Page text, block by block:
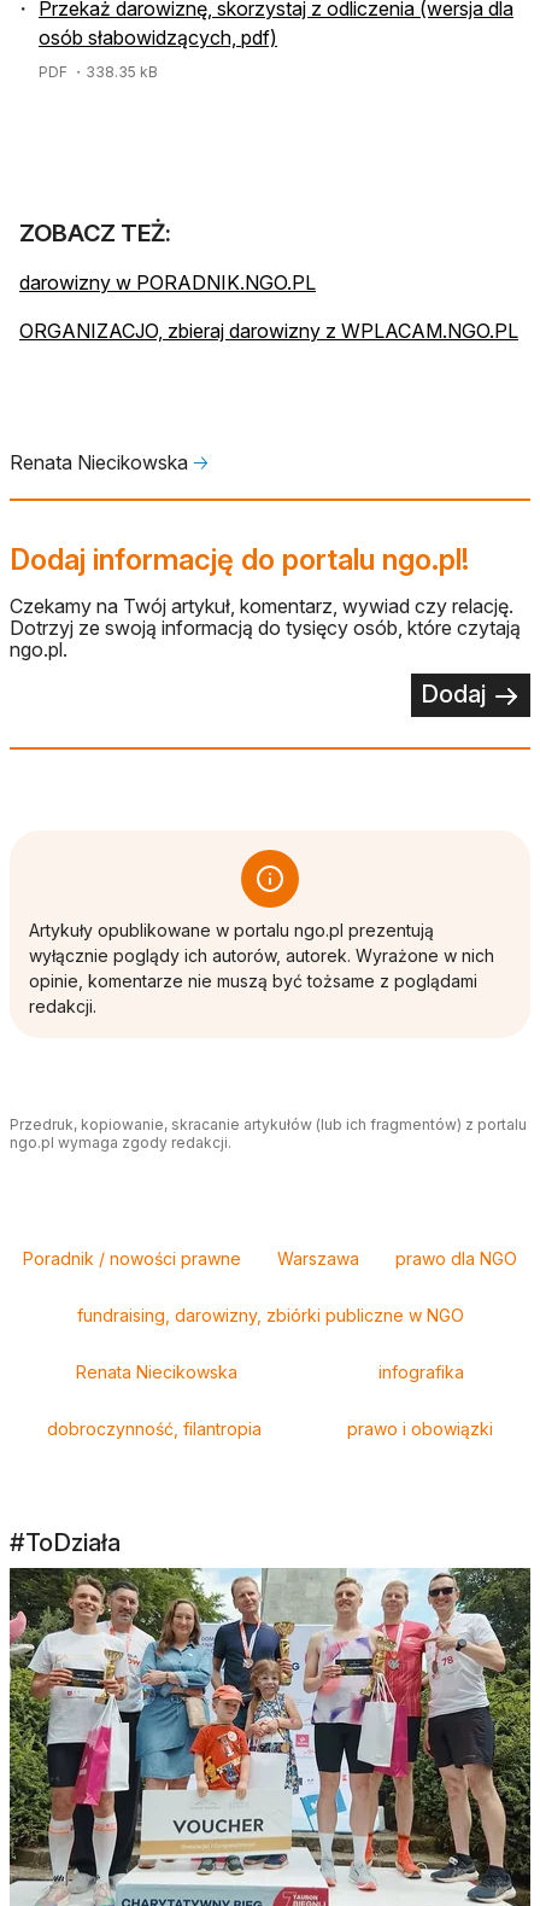
Przekaż darowiznę, skorzystaj z odliczenia (wersja dla
osób słabowidzących, pdf)
PDF ・338.35 kB
ZOBACZ TEŻ:
darowizny w PORADNIK.NGO.PL
ORGANIZACJO, zbieraj darowizny z WPLACAM.NGO.PL
Renata Niecikowska 🡢
Dodaj informację do portalu ngo.pl!
Czekamy na Twój artykuł, komentarz, wywiad czy relację.
Dotrzyj ze swoją informacją do tysięcy osób, które czytają
ngo.pl.
Dodaj
Artykuły opublikowane w portalu ngo.pl prezentują
wyłącznie poglądy ich autorów, autorek. Wyrażone w nich
opinie, komentarze nie muszą być tożsame z poglądami
redakcji.
Przedruk, kopiowanie, skracanie artykułów (lub ich fragmentów) z portalu
ngo.pl wymaga zgody redakcji.
Poradnik / nowości prawne Warszawa prawo dla NGO
fundraising, darowizny, zbiórki publiczne w NGO
Renata Niecikowska infografika
dobroczynność, filantropia prawo i obowiązki
#ToDziała